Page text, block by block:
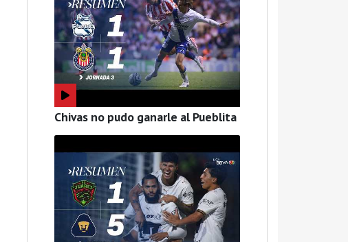
Chivas no pudo ganarle al Pueblita